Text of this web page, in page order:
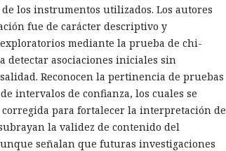
los instrumentos utilizados. Los autores
fue de carácter descriptivo y
mediante la prueba de chi-
detectar asociaciones iniciales sin
Reconocen la pertinencia de pruebas
intervalos de confianza, los cuales se
para fortalecer la interpretación de
la validez de contenido del
señalan que futuras investigaciones